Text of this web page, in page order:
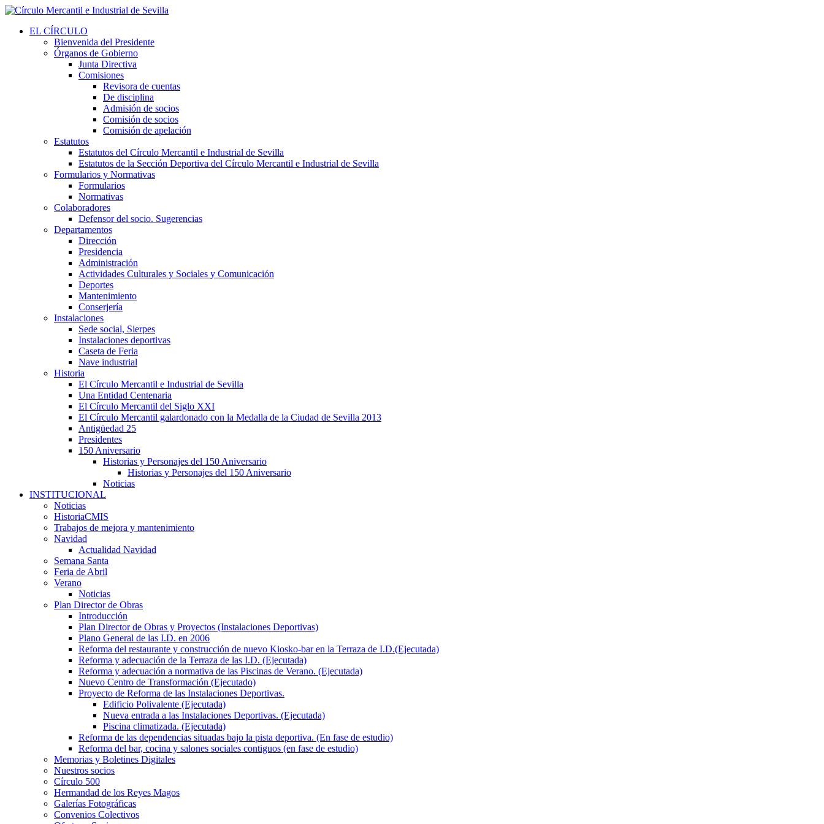
EL CÍRCULO
Bienvenida del Presidente
Órganos de Gobierno
Junta Directiva
Comisiones
Revisora de cuentas
De disciplina
Admisión de socios
Comisión de socios
Comisión de apelación
Estatutos
Estatutos del Círculo Mercantil e Industrial de Sevilla
Estatutos de la Sección Deportiva del Círculo Mercantil e Industrial de Sevilla
Formularios y Normativas
Formularios
Normativas
Colaboradores
Defensor del socio. Sugerencias
Departamentos
Dirección
Presidencia
Administración
Actividades Culturales y Sociales y Comunicación
Deportes
Mantenimiento
Conserjería
Instalaciones
Sede social, Sierpes
Instalaciones deportivas
Caseta de Feria
Nave industrial
Historia
El Círculo Mercantil e Industrial de Sevilla
Una Entidad Centenaria
El Círculo Mercantil del Siglo XXI
El Círculo Mercantil galardonado con la Medalla de la Ciudad de Sevilla 2013
Antigüedad 25
Presidentes
150 Aniversario
Historias y Personajes del 150 Aniversario
Historias y Personajes del 150 Aniversario
Noticias
INSTITUCIONAL
Noticias
HistoriaCMIS
Trabajos de mejora y mantenimiento
Navidad
Actualidad Navidad
Semana Santa
Feria de Abril
Verano
Noticias
Plan Director de Obras
Introducción
Plan Director de Obras y Proyectos (Instalaciones Deportivas)
Plano General de las I.D. en 2006
Reforma del restaurante y construcción de nuevo Kiosko-bar en la Terraza de I.D.(Ejecutada)
Reforma y adecuación de la Terraza de las I.D. (Ejecutada)
Reforma y adecuación a normativa de las Piscinas de Verano. (Ejecutada)
Nuevo Centro de Transformación (Ejecutado)
Proyecto de Reforma de las Instalaciones Deportivas.
Edificio Polivalente (Ejecutada)
Nueva entrada a las Instalaciones Deportivas. (Ejecutada)
Piscina climatizada. (Ejecutada)
Reforma de las dependencias situadas bajo la pista deportiva. (En fase de estudio)
Reforma del bar, cocina y salones sociales contiguos (en fase de estudio)
Memorias y Boletines Digitales
Nuestros socios
Círculo 500
Hermandad de los Reyes Magos
Galerías Fotográficas
Convenios Colectivos